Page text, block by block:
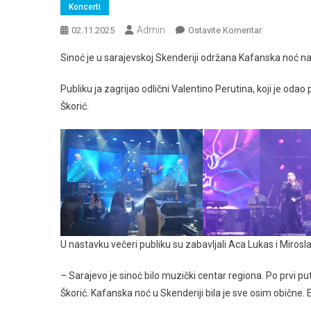
Koncerti
02.11.2025 Admin Ostavite KomentarNa
Sarajevu
Kafanska
Sinoć je u sarajevskoj Skenderiji održana Kafanska noć
Publiku ja zagrijao odlični Valentino Perutina, koji je
Škorić.
U nastavku večeri publiku su zabavljali Aca Lukas i
– Sarajevo je sinoć bilo muzički centar regiona. Po prvi
Škorić. Kafanska noć u Skenderiji bila je sve osim